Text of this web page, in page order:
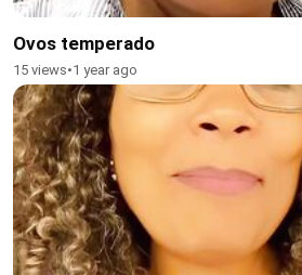
Ovos temperado
15 views•1 year ago